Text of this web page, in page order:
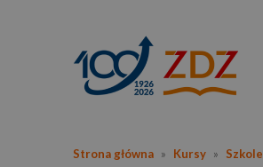
Strona główna » Kursy »